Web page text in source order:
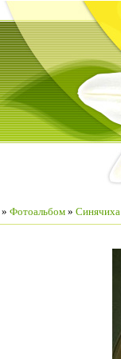
» Фотоальбом » Синячиха